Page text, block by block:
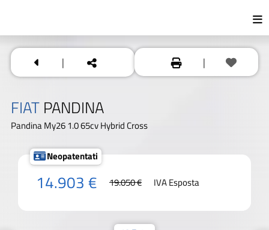
| |
FIAT PANDINA
Pandina My26 1.0 65cv Hybrid Cross
Neopatentati
14.903 € 19.050 € IVA Esposta